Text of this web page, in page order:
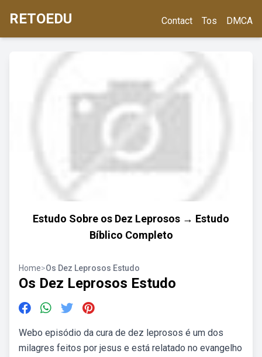
RETOEDU Contact Tos DMCA
Estudo Sobre os Dez Leprosos → Estudo
Bíblico Completo
Home>Os Dez Leprosos Estudo
Os Dez Leprosos Estudo
Webo episódio da cura de dez leprosos é um dos
milagres feitos por jesus e está relatado no evangelho